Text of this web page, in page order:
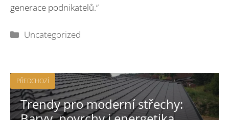
generace podnikatelů.“
Rubriky
Uncategorized
PŘEDCHOZÍ
Trendy pro moderní střechy: